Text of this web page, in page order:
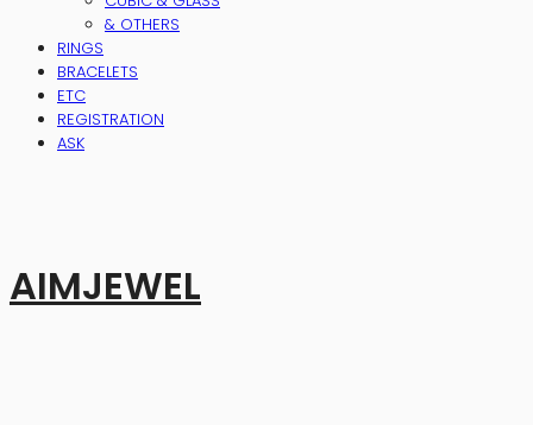
& OTHERS
RINGS
BRACELETS
ETC
REGISTRATION
ASK
AIMJEWEL